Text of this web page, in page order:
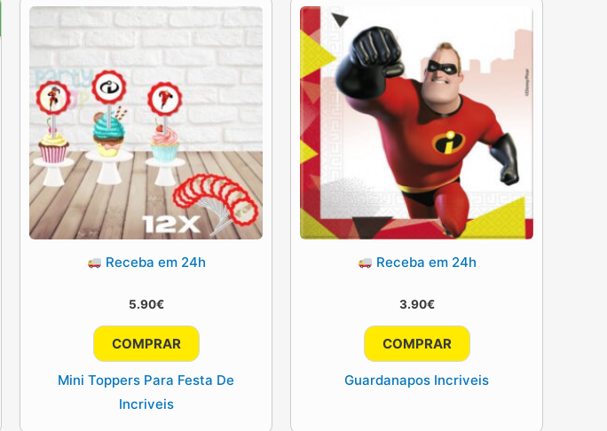
Receba em 24h
5.90€
COMPRAR
Mini Toppers Para Festa De
Incriveis
Receba em 24h
3.90€
COMPRAR
Guardanapos Incriveis